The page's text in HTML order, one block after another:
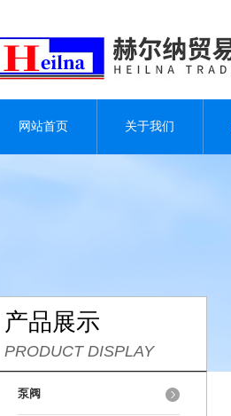
网站首页 关于我们
产品展示
PRODUCT DISPLAY
泵阀